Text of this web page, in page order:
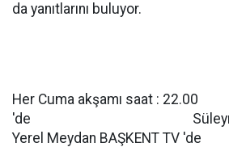
da yanıtlarını buluyor.
Her Cuma akşamı saat : 22.00
'de Süleyman
Yerel Meydan BAŞKENT TV 'de